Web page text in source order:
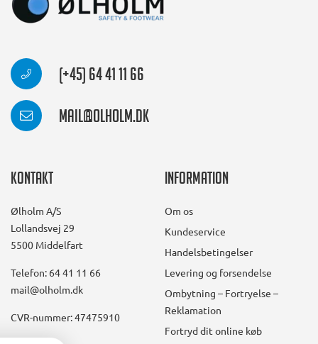
(+45) 64 41 11 66
mail@olholm.dk
Kontakt
Ølholm A/S
Lollandsvej 29
5500 Middelfart
Telefon: 64 41 11 66
mail@olholm.dk
CVR-nummer: 47475910
Information
Om os
Kundeservice
Handelsbetingelser
Levering og forsendelse
Ombytning – Fortryelse –
Reklamation
Fortryd dit online køb